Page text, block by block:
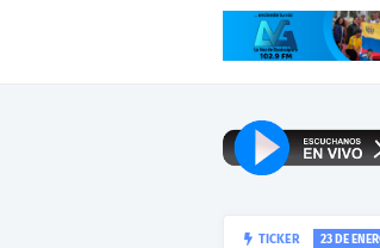
TICKER 23 DE